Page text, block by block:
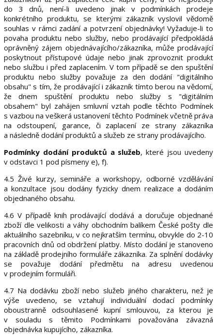
do 3 dnů, není-li uvedeno jinak v podmínkách prodeje
konkrétního produktu, se kterými zákazník vyslovil vědomě
souhlas v rámci zadání a potvrzení objednávky! Vyžaduje-li to
povaha produktu nebo služby, nebo prodávající předpokládá
oprávněný zájem objednávajícího/zákazníka, může prodávající
poskytnout přístupové údaje nebo jinak zprovoznit produkt
nebo službu i před zaplacením. V tom případě se den spuštění
produktu nebo služby považuje za den dodání "digitálního
obsahu" s tím, že prodávající i zákazník tímto berou na vědomí,
že dnem spuštění produktu nebo služby s "digitálním
obsahem" byl zahájen smluvní vztah podle těchto Podmínek
s vazbou na veškerá ustanovení těchto Podmínek včetně práva
na odstoupení, garance, či zaplacení ze strany zákazníka
a následně dodání produktů a služeb ze strany prodávajícího.
Podmínky dodání produktů a služeb, které jsou uvedeny
v odstavci 1 pod písmeny e), f).
4.5 Živé kurzy, semináře a workshopy, odborné vzdělávání
a konzultace jsou dodány fyzicky dnem realizace a dodáním
objednaného obsahu.
4.6 V případě knih prodávající dodává a doručuje objednané
zboží dle velikosti a váhy obchodním balíkem České pošty dle
aktuálního sazebníku, v co nejkratším termínu, obvykle do 2-10
pracovních dnů od obdržení platby. Místo dodání je stanoveno
na základě prodejního formuláře zákazníka. Za splnění dodávky
se považuje dodání předmětu na adresu uvedenou
v prodejním formuláři.
4.7 Na dodávku zboží nebo služeb jiného charakteru, než je
výše uvedeno, se vztahují individuální dodací podmínky
oboustranně odsouhlasené kupní smlouvou, za kterou je
v souladu s těmito Podmínkami považována závazná
objednávka kupujícího, zákazníka.